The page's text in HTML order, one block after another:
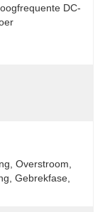
DC-
Overstroom,
Gebrekfase,